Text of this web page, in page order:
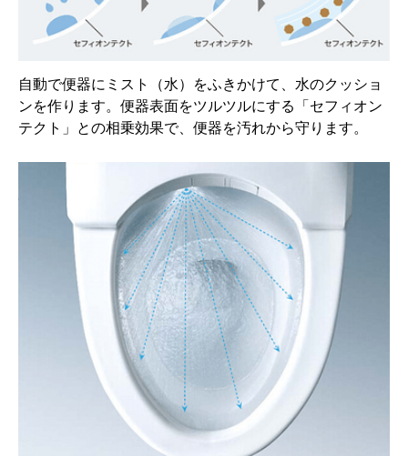
自動で便器にミスト（水）をふきかけて、水のクッショ
ンを作ります。便器表面をツルツルにする「セフィオン
テクト」との相乗効果で、便器を汚れから守ります。